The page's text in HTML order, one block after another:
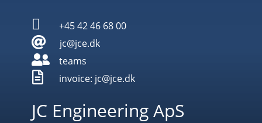
 +45 42 46 68 00
 jc@jce.dk
 teams
 invoice: jc@jce.dk
JC Engineering ApS